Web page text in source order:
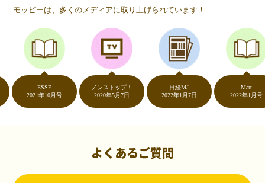
（20代・女性）
友達に勧められてモッピーをはじめました。空いた時間にスマホで買
い物をすることが多いのですが、モッピーを経由するだけでショップ
のポイントとモッピーのポイントが二重で貯まることを知り、ビック
リ…！いつものネットショッピングをモッピーを経由するだけでポイ
ントが貯まるなんて…もっと早く教えてほしかった～！貯まったポイ
ントはギフト券に交換して、プチ贅沢を楽しんでます♪
（30代・男性）
ーを知りました。クレジットカードを発行するだけでポイントが貯ま
モッピーは、多くのメディアに取り上げられています！
2021年10月号
ノンストップ！
2020年5月7日
日経MJ
2022年1月7日
2022年1月号
よくあるご質問